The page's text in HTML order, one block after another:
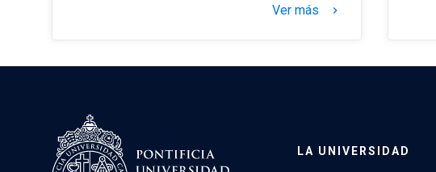
Ver más keyboard_arrow_right
LA UNIVERSIDAD